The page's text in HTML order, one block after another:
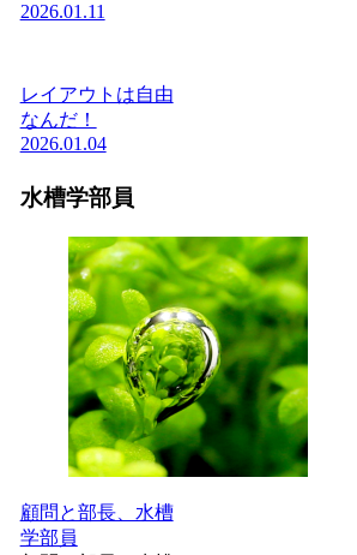
2026.01.11
レイアウトは自由
なんだ！
2026.01.04
水槽学部員
顧問と部長、水槽
学部員